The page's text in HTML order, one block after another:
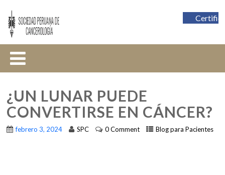
¿UN LUNAR PUEDE
CONVERTIRSE EN CÁNCER?
febrero 3, 2024 SPC 0 Comment Blog para Pacientes